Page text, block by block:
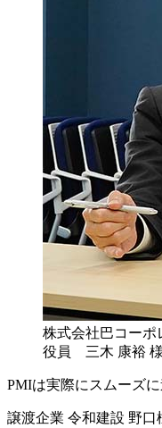
株式会社巴コー
役員 三木 康裕 様
PMIは実際にスムーズ
譲渡企業 令和建設 野口